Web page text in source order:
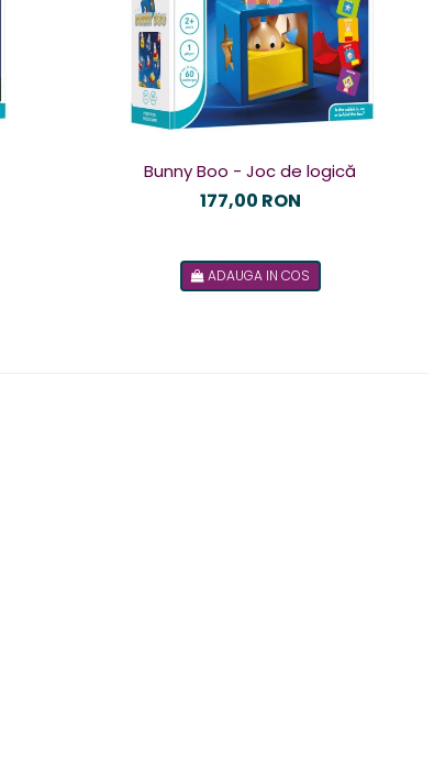
Bunny Boo - Joc de logică
177,00 RON
ADAUGA IN COS